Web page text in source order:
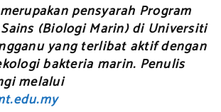
pensyarah Program
(Biologi Marin) di Universiti
yang terlibat aktif dengan
bakteria marin. Penulis
melalui